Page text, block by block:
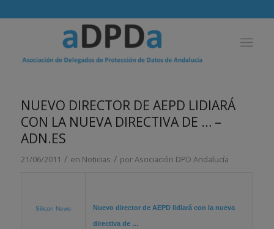
NUEVO DIRECTOR DE AEPD LIDIARÁ
CON LA NUEVA DIRECTIVA DE … –
ADN.ES
21/06/2011 / en Noticias / porAsociación DPD Andalucía
Silicon News Nuevo director de AEPD lidiará con la nueva
directiva de …